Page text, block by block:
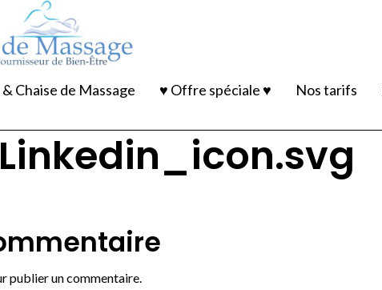
Chaise de Massage ♥ Offre spéciale ♥ Nos tarifs
publier un commentaire.